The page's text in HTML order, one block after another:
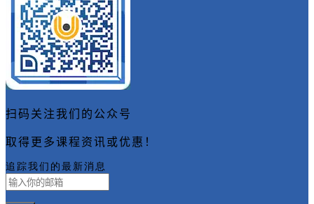
扫码关注我们的公众号
取得更多课程资讯或优惠！
追踪我们的最新消息